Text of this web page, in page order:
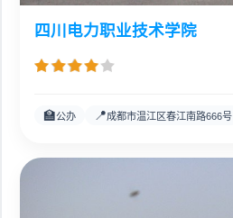
四川电力职业技术学院
🏫公办 📍成都市温江区春江南路666号